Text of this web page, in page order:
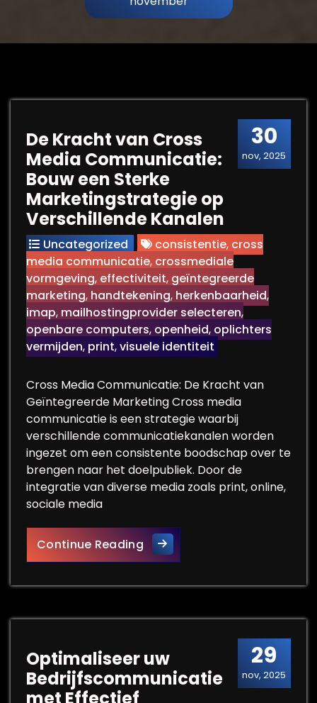
30
nov, 2025
De Kracht van Cross
Media Communicatie:
Bouw een Sterke
Marketingstrategie op
Verschillende Kanalen
Uncategorized consistentie, cross
media communicatie, crossmediale
vormgeving, effectiviteit, geïntegreerde
marketing, handtekening, herkenbaarheid,
imap, mailhostingprovider selecteren,
openbare computers, openheid, oplichters
vermijden, print,visuele identiteit
Cross Media Communicatie: De Kracht van
Geïntegreerde Marketing Cross media
communicatie is een strategie waarbij
verschillende communicatiekanalen worden
ingezet om een consistente boodschap over te
brengen naar het doelpubliek. Door de
integratie van diverse media zoals print, online,
sociale media
Continue ReadingDe Kracht van Cross Media
29
nov, 2025
Optimaliseer uw
Bedrijfscommunicatie